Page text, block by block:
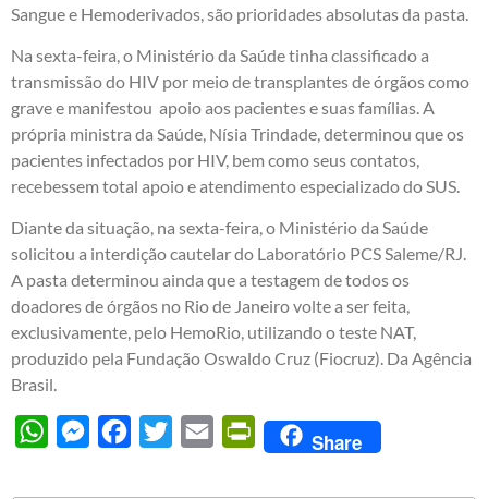
Sangue e Hemoderivados, são prioridades absolutas da pasta.
Na sexta-feira, o Ministério da Saúde tinha classificado a
transmissão do HIV por meio de transplantes de órgãos como
grave e manifestou apoio aos pacientes e suas famílias. A
própria ministra da Saúde, Nísia Trindade, determinou que os
pacientes infectados por HIV, bem como seus contatos,
recebessem total apoio e atendimento especializado do SUS.
Diante da situação, na sexta-feira, o Ministério da Saúde
solicitou a interdição cautelar do Laboratório PCS Saleme/RJ.
A pasta determinou ainda que a testagem de todos os
doadores de órgãos no Rio de Janeiro volte a ser feita,
exclusivamente, pelo HemoRio, utilizando o teste NAT,
produzido pela Fundação Oswaldo Cruz (Fiocruz). Da Agência
Brasil.
WhatsAppMessengerFacebook
Twitter Email PrintFriendly
Share